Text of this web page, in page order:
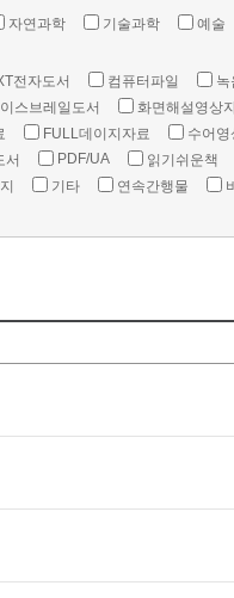
자연과학 기술과학 예술
전자도서 컴퓨터파일 녹
스브레일도서 화면해설영상
FULL데이지자료 수어영
서 PDF/UA 읽기쉬운책
기타 연속간행물